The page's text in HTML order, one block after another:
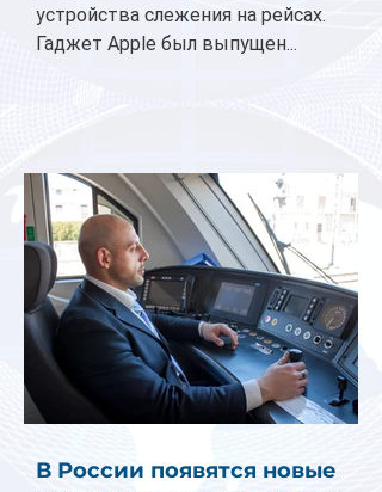
устройства слежения на рейсах.
Гаджет Apple был выпущен...
В России появятся новые